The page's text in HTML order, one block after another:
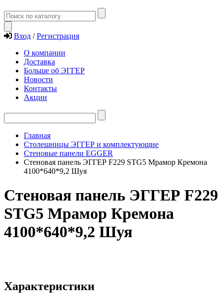
Вход / Регистрация
О компании
Доставка
Больше об ЭГГЕР
Новости
Контакты
Акции
Главная
Столешницы ЭГГЕР и комплектующие
Стеновые панели EGGER
Стеновая панель ЭГГЕР F229 STG5 Мрамор Кремона
4100*640*9,2 Шуя
Стеновая панель ЭГГЕР F229
STG5 Мрамор Кремона
4100*640*9,2 Шуя
Характеристики